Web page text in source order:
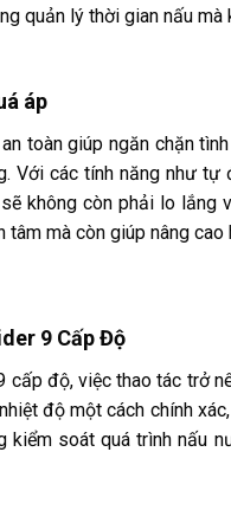
quản lý thời gian nấu
áp
toàn giúp ngăn chặn
Với các tính năng như tự
không còn phải lo lắng
mà còn giúp nâng cao
9 Cấp Độ
độ, việc thao tác trở
độ một cách chính
soát quá trình nấu